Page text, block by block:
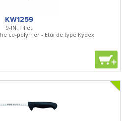
KW1259
9-IN. Fillet
co-polymer - Etui de type Kydex
+